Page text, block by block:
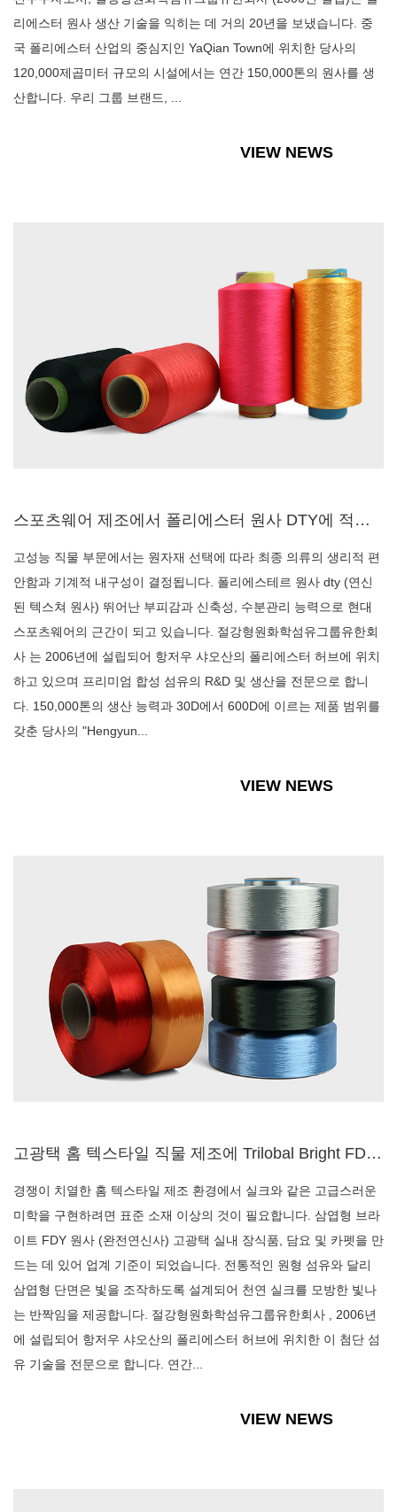
리에스터 원사 생산 기술을 익히는 데 거의 20년을 보냈습니다. 중
국 폴리에스터 산업의 중심지인 YaQian Town에 위치한 당사의
120,000제곱미터 규모의 시설에서는 연간 150,000톤의 원사를 생
산합니다. 우리 그룹 브랜드, ...
VIEW NEWS
스포츠웨어 제조에서 폴리에스터 원사 DTY에 적합한 데니어와 필라멘트 수를 선택하는 방법
고성능 직물 부문에서는 원자재 선택에 따라 최종 의류의 생리적 편
안함과 기계적 내구성이 결정됩니다. 폴리에스테르 원사 dty (연신
된 텍스쳐 원사) 뛰어난 부피감과 신축성, 수분관리 능력으로 현대
스포츠웨어의 근간이 되고 있습니다. 절강형원화학섬유그룹유한회
사 는 2006년에 설립되어 항저우 샤오산의 폴리에스터 허브에 위치
하고 있으며 프리미엄 합성 섬유의 R&D 및 생산을 전문으로 합니
다. 150,000톤의 생산 능력과 30D에서 600D에 이르는 제품 범위를
갖춘 당사의 "Hengyun...
VIEW NEWS
고광택 홈 텍스타일 직물 제조에 Trilobal Bright FDY 원사가 선호되는 이유는 무엇입니까?
경쟁이 치열한 홈 텍스타일 제조 환경에서 실크와 같은 고급스러운
미학을 구현하려면 표준 소재 이상의 것이 필요합니다. 삼엽형 브라
이트 FDY 원사 (완전연신사) 고광택 실내 장식품, 담요 및 카펫을 만
드는 데 있어 업계 기준이 되었습니다. 전통적인 원형 섬유와 달리
삼엽형 단면은 빛을 조작하도록 설계되어 천연 실크를 모방한 빛나
는 반짝임을 제공합니다. 절강형원화학섬유그룹유한회사 , 2006년
에 설립되어 항저우 샤오산의 폴리에스터 허브에 위치한 이 첨단 섬
유 기술을 전문으로 합니다. 연간...
VIEW NEWS